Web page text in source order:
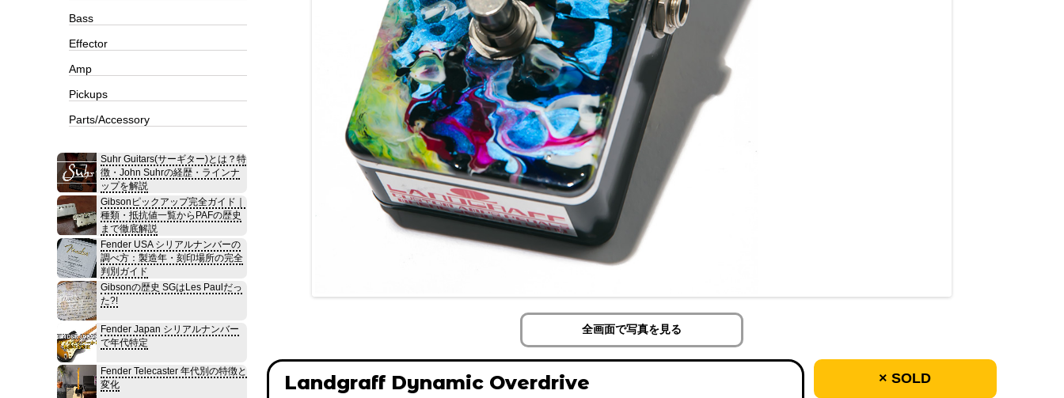
全画面で写真を見る
Landgraff Dynamic Overdrive × SOLD
Bass
Effector
Amp
Pickups
Parts/Accessory
Suhr Guitars(サーギター)とは？特
徴・John Suhrの経歴・ラインナ
ップを解説
Gibsonピックアップ完全ガイド｜
種類・抵抗値一覧からPAFの歴史
まで徹底解説
Fender USA シリアルナンバーの
調べ方：製造年・刻印場所の完全
判別ガイド
Gibsonの歴史 SGはLes Paulだっ
た?!
Fender Japan シリアルナンバー
で年代特定
Fender Telecaster 年代別の特徴と
変化